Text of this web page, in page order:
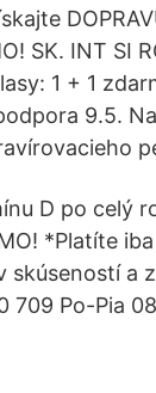
SK. INT SI
1 + 1
9.5.
D po celý
*Platíte
skúseností a
709 Po-Pia